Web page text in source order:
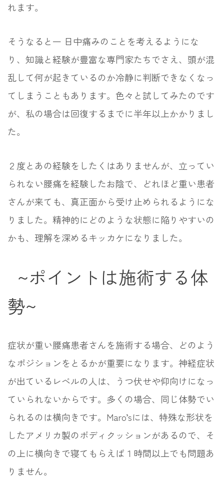
れます。
そうなると一 日中痛みのことを考えるようにな
り、知識と経験が豊富な専門家たちでさえ、頭が混
乱して何が起きているのか冷静に判断できなくなっ
てしまうこともあります。色々と試してみたのです
が、私の場合は回復するまでに半年以上かかりまし
た。
２度とあの経験をしたくはありませんが、立ってい
られない腰痛を経験したお陰で、どれほど重い患者
さんが来ても、真正面から受け止められるようにな
りました。精神的にどのような状態に陥りやすいの
かも、理解を深めるキッカケになりました。
~ポイントは施術する体
勢~
症状が重い腰痛患者さんを施術する場合、どのよう
なポジションをとるかが重要になります。神経症状
が出ているレベルの人は、うつ伏せや仰向けになっ
ていられないからです。多くの場合、同じ体勢でい
られるのは横向きです。Maro’sには、特殊な形状を
したアメリカ製のボディクッションがあるので、そ
の上に横向きで寝てもらえば１時間以上でも問題あ
りません。